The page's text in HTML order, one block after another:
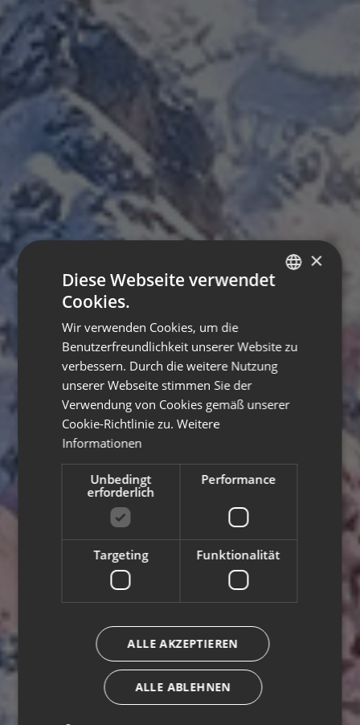
×
Diese Webseite verwendet
Cookies.
Wir verwenden Cookies, um die
Benutzerfreundlichkeit unserer Website zu
verbessern. Durch die weitere Nutzung
unserer Webseite stimmen Sie der
Verwendung von Cookies gemäß unserer
Cookie-Richtlinie zu. Weitere
Informationen
Unbedingt
erforderlich
Performance
Targeting Funktionalität
ALLE AKZEPTIEREN
ALLE ABLEHNEN